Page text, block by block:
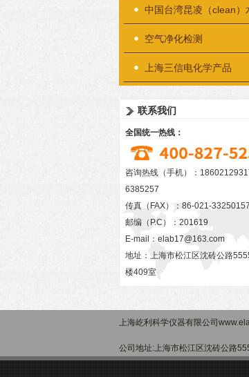
中国台湾昆凌（clean）
检测仪器
空气净化检测
上海三信电化学产品
联系我们
全国统一热线：
咨询热线（手机）：
6385257
传真（FAX）：86-021-33250157
邮编（P.C）：201619
E-mail： elab17@163.com
地址：上海市松江区沈砖公路
楼409室
上海屹利科学仪器有限公司
公司地址:上海市松江区沈砖公路